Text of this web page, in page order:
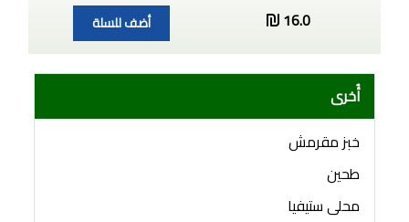
16.0
أضف للسلة
أُخرى
خبز مقرمش
طحين
محلى ستيفيا